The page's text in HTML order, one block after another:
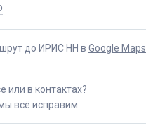
до ИРИС НН в Google Maps
или в контактах?
всё исправим